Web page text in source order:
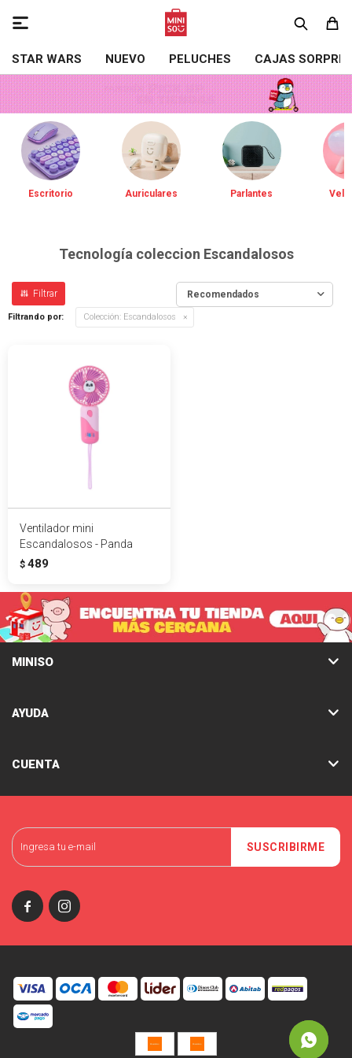
STAR WARS NUEVO PELUCHES CAJAS

Escritorio Auriculares Parlantes
Tecnología coleccion Escandalosos
Recomendados
Filtrando por: Colección: Escandalosos
Ventilador mini
Escandalosos - Panda
$ 489
SUSCRIBIRME
 
MINISO
AYUDA
CUENTA